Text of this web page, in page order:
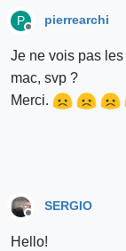
P
Offline
pierrearchi
Je ne vois pas
mac, svp ?
Merci.
SERGIO
Hello!